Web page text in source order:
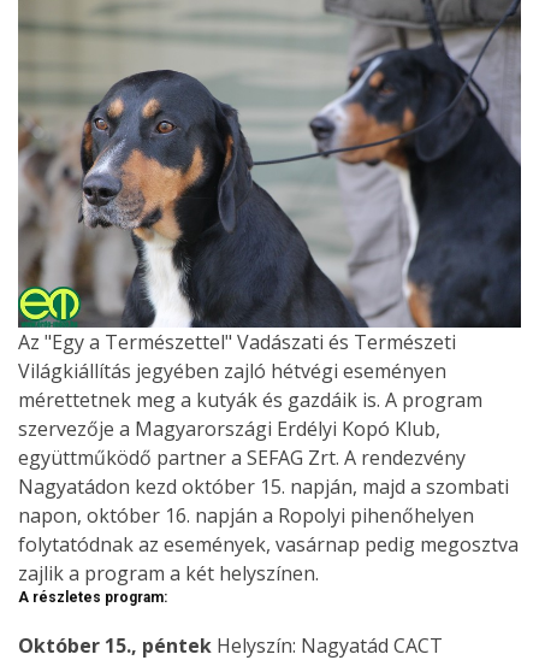
Az "Egy a Természettel" Vadászati és Természeti
Világkiállítás jegyében zajló hétvégi eseményen
mérettetnek meg a kutyák és gazdáik is. A program
szervezője a Magyarországi Erdélyi Kopó Klub,
együttműködő partner a SEFAG Zrt. A rendezvény
Nagyatádon kezd október 15. napján, majd a szombati
napon, október 16. napján a Ropolyi pihenőhelyen
folytatódnak az események, vasárnap pedig megosztva
zajlik a program a két helyszínen.
A részletes program:
Október 15., péntek Helyszín: Nagyatád CACT